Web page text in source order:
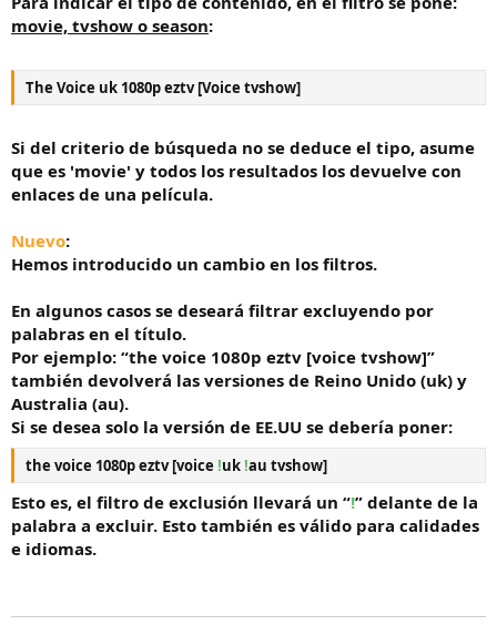
movie, tvshow o season:
The Voice uk 1080p eztv [Voice tvshow]
Si del criterio de búsqueda no se deduce el tipo, asume
que es 'movie' y todos los resultados los devuelve con
enlaces de una película.
Nuevo:
Hemos introducido un cambio en los filtros.
En algunos casos se deseará filtrar excluyendo por
palabras en el título.
Por ejemplo: “the voice 1080p eztv [voice tvshow]”
también devolverá las versiones de Reino Unido (uk) y
Australia (au).
Si se desea solo la versión de EE.UU se debería poner:
the voice 1080p eztv [voice !uk!au tvshow]
Esto es, el filtro de exclusión llevará un “!” delante de la
palabra a excluir. Esto también es válido para calidades
e idiomas.